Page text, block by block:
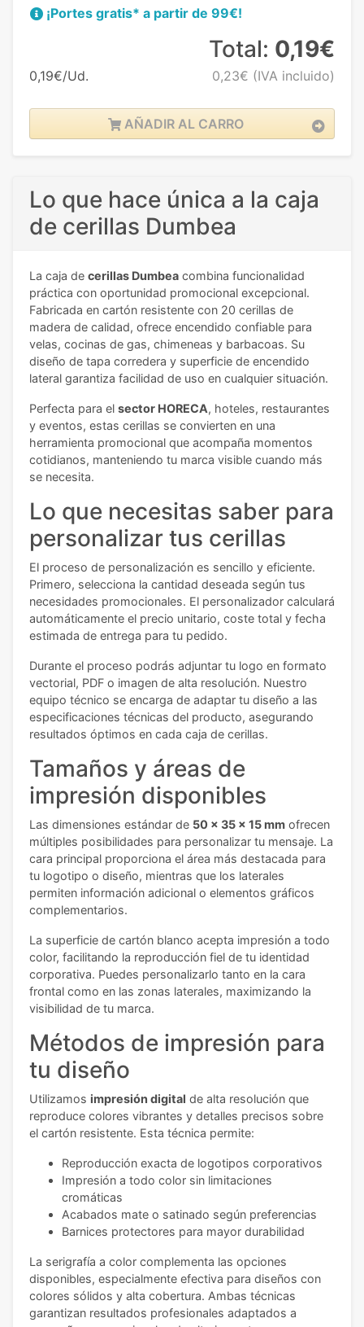
¡Portes gratis* a partir de 99€!
0,19€/Ud.
Total: 0,19€
0,23€ (IVA incluido)
AÑADIR AL CARRO
Lo que hace única a la caja
de cerillas Dumbea
La caja de cerillas Dumbea combina funcionalidad
práctica con oportunidad promocional excepcional.
Fabricada en cartón resistente con 20 cerillas de
madera de calidad, ofrece encendido confiable para
velas, cocinas de gas, chimeneas y barbacoas. Su
diseño de tapa corredera y superficie de encendido
lateral garantiza facilidad de uso en cualquier situación.
Perfecta para el sector HORECA, hoteles, restaurantes
y eventos, estas cerillas se convierten en una
herramienta promocional que acompaña momentos
cotidianos, manteniendo tu marca visible cuando más
se necesita.
Lo que necesitas saber para
personalizar tus cerillas
El proceso de personalización es sencillo y eficiente.
Primero, selecciona la cantidad deseada según tus
necesidades promocionales. El personalizador calculará
automáticamente el precio unitario, coste total y fecha
estimada de entrega para tu pedido.
Durante el proceso podrás adjuntar tu logo en formato
vectorial, PDF o imagen de alta resolución. Nuestro
equipo técnico se encarga de adaptar tu diseño a las
especificaciones técnicas del producto, asegurando
resultados óptimos en cada caja de cerillas.
Tamaños y áreas de
impresión disponibles
Las dimensiones estándar de 50 x 35 x 15 mm ofrecen
múltiples posibilidades para personalizar tu mensaje. La
cara principal proporciona el área más destacada para
tu logotipo o diseño, mientras que los laterales
permiten información adicional o elementos gráficos
complementarios.
La superficie de cartón blanco acepta impresión a todo
color, facilitando la reproducción fiel de tu identidad
corporativa. Puedes personalizarlo tanto en la cara
frontal como en las zonas laterales, maximizando la
visibilidad de tu marca.
Métodos de impresión para
tu diseño
Utilizamos impresión digital de alta resolución que
reproduce colores vibrantes y detalles precisos sobre
el cartón resistente. Esta técnica permite:
Reproducción exacta de logotipos corporativos
Impresión a todo color sin limitaciones
cromáticas
Acabados mate o satinado según preferencias
Barnices protectores para mayor durabilidad
La serigrafía a color complementa las opciones
disponibles, especialmente efectiva para diseños con
colores sólidos y alta cobertura. Ambas técnicas
garantizan resultados profesionales adaptados a